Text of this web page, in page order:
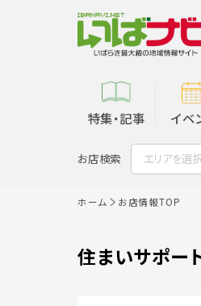
特集・記事 イベ
お店検索 エリアを選
ホーム お店情報TOP
住まいサポー